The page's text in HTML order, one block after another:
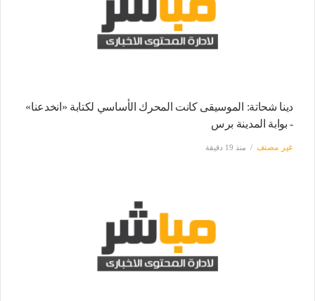
دينا شحاتة: الموسيقى كانت المحرك الأساسي لكتابة «انخدعنا»
- بوابة المدينة برس
غير مصنف منذ 19 دقيقة